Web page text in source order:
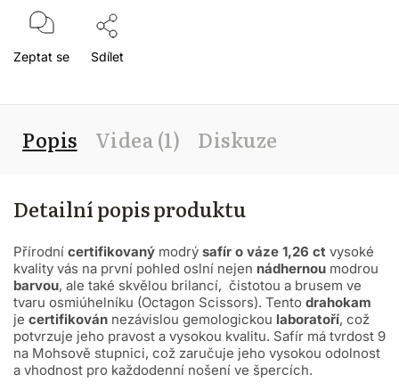
Zeptat se Sdílet
Popis Videa (1) Diskuze
Detailní popis produktu
Přírodní certifikovaný modrý safír o váze 1,26 ct vysoké
kvality vás na první pohled oslní nejen nádhernou modrou
barvou, ale také skvělou brilancí, čistotou a brusem ve
tvaru osmiúhelníku (Octagon Scissors). Tento drahokam
je certifikován nezávislou gemologickou laboratoří, což
potvrzuje jeho pravost a vysokou kvalitu. Safír má tvrdost 9
na Mohsově stupnici, což zaručuje jeho vysokou odolnost
a vhodnost pro každodenní nošení ve špercích.